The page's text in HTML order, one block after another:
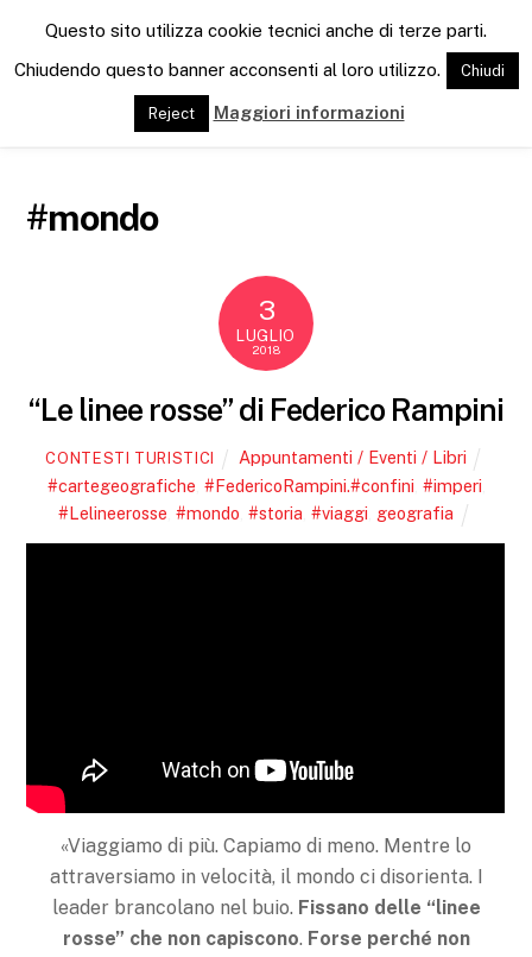
e
n
u
#mondo
3
LUGLIO
2018
“Le linee rosse” di Federico Rampini
CONTESTI TURISTICI
Appuntamenti / Eventi / Libri
#cartegeografiche #FedericoRampini.#confini #imperi
#Lelineerosse #mondo #storia #viaggi geografia
«Viaggiamo di più. Capiamo di meno. Mentre lo
attraversiamo in velocità, il mondo ci disorienta. I
leader brancolano nel buio. Fissano delle “linee
rosse” che non capiscono. Forse perché non
Questo sito utilizza cookie tecnici anche di terze parti.
Chiudendo questo banner acconsenti al loro utilizzo.
Chiudi
Reject Maggiori informazioni